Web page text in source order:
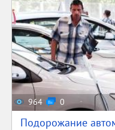
964 0
Подорожание